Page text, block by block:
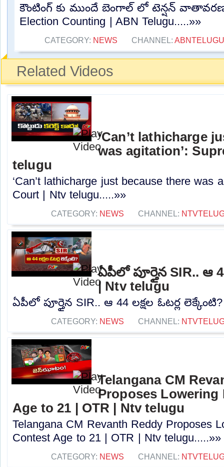
కౌంటింగ్ కు ముందే బెంగాల్ లో టెన్షన్
Election Counting | ABN Telugu.....»»
CATEGORY: NEWS CHANNEL:
Related Videos
‘Can’t lathicharge
was agitation’:
telugu
‘Can’t lathicharge just because there was
Court | Ntv telugu.....»»
CATEGORY: NEWS CHANNEL:
ఏపీలో పూర్తైన SIR.. ఆ
| Ntv telugu
ఏపీలో పూర్తైన SIR.. ఆ 44 లక్షల ఓటర్ల
CATEGORY: NEWS CHANNEL:
Telangana CM
Proposes Lowering
Age to 21 | OTR | Ntv telugu
Telangana CM Revanth Reddy Proposes
Contest Age to 21 | OTR | Ntv telugu.....»»
CATEGORY: NEWS CHANNEL: